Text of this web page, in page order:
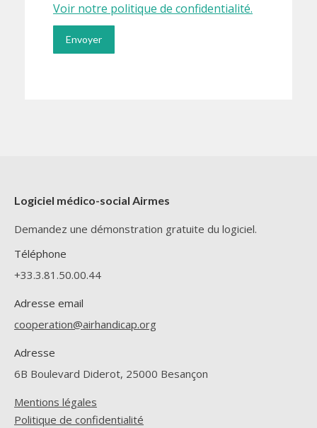
Voir notre politique de confidentialité.
Logiciel médico-social Airmes
Demandez une démonstration gratuite du logiciel.
Téléphone
+33.3.81.50.00.44
Adresse email
cooperation@airhandicap.org
Adresse
6B Boulevard Diderot, 25000 Besançon
Mentions légales
Politique de confidentialité